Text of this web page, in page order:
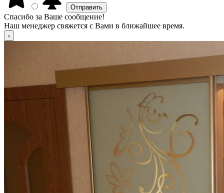
Спасибо за Ваше сообщение!
Наш менеджер свяжется с Вами в ближайшее время.